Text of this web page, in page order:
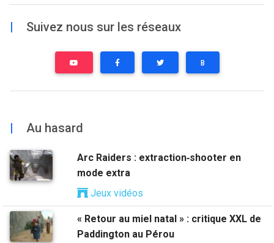
| Suivez nous sur les réseaux
B
| Au hasard
Arc Raiders : extraction‑shooter en
mode extra
Jeux vidéos
« Retour au miel natal » : critique XXL de
Paddington au Pérou